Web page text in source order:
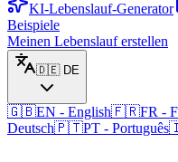
KI-Lebenslauf-Generator
Beispiele
Meinen Lebenslauf erstellen
🇩🇪 DE
🇬🇧EN - English🇫🇷FR -
Deutsch🇵🇹PT - Português